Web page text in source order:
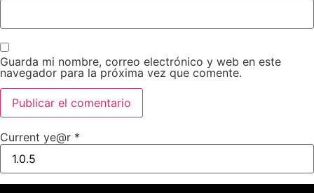
Guarda mi nombre, correo electrónico y web en este
navegador para la próxima vez que comente.
Current ye@r *